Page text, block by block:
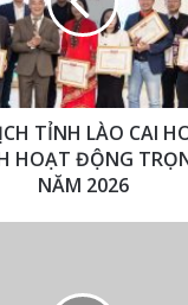
TỈNH LÀO CAI
HOẠT ĐỘNG
NĂM 2026